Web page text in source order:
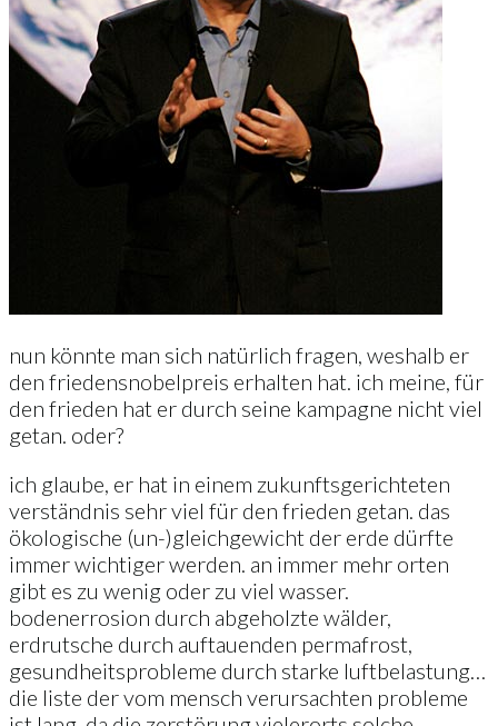
nun könnte man sich natürlich fragen, weshalb er
den friedensnobelpreis erhalten hat. ich meine, für
den frieden hat er durch seine kampagne nicht viel
getan. oder?
ich glaube, er hat in einem zukunftsgerichteten
verständnis sehr viel für den frieden getan. das
ökologische (un-)gleichgewicht der erde dürfte
immer wichtiger werden. an immer mehr orten
gibt es zu wenig oder zu viel wasser.
bodenerrosion durch abgeholzte wälder,
erdrutsche durch auftauenden permafrost,
gesundheitsprobleme durch starke luftbelastung…
die liste der vom mensch verursachten probleme